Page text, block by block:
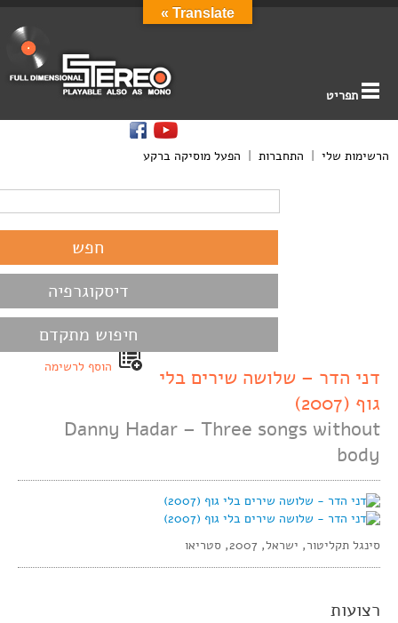
תפריט
הרשימות שלי | התחברות | הפעל מוסיקה ברקע
דיסקוגרפיה
חיפוש מתקדם
הוסף לרשימה
דני הדר – שלושה שירים בלי
גוף (2007)
Danny Hadar – Three songs without
body
סינגל תקליטור, ישראל, 2007, סטריאו
רצועות
Translate »